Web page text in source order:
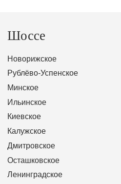
Шоссе
Новорижское
Рублёво-Успенское
Минское
Ильинское
Киевское
Калужское
Дмитровское
Осташковское
Ленинградское